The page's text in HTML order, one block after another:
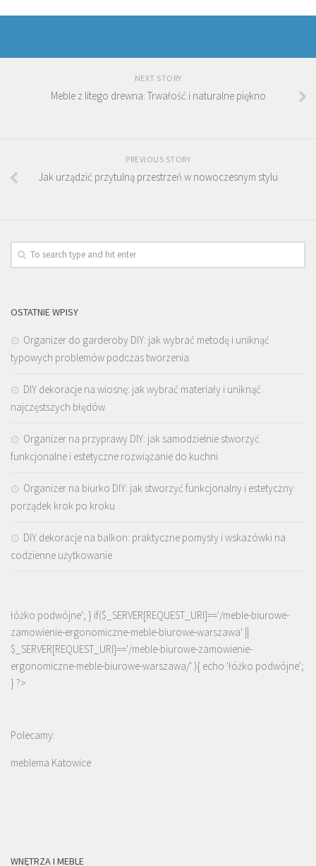
NEXT STORY
Meble z litego drewna: Trwałość i naturalne piękno
PREVIOUS STORY
Jak urządzić przytulną przestrzeń w nowoczesnym stylu
OSTATNIE WPISY
Organizer do garderoby DIY: jak wybrać metodę i uniknąć
typowych problemów podczas tworzenia
DIY dekoracje na wiosnę: jak wybrać materiały i uniknąć
najczęstszych błędów
Organizer na przyprawy DIY: jak samodzielnie stworzyć
funkcjonalne i estetyczne rozwiązanie do kuchni
Organizer na biurko DIY: jak stworzyć funkcjonalny i estetyczny
porządek krok po kroku
DIY dekoracje na balkon: praktyczne pomysły i wskazówki na
codzienne użytkowanie
łóżko podwójne'; } if($_SERVER[REQUEST_URI]=='/meble-biurowe-
zamowienie-ergonomiczne-meble-biurowe-warszawa' ||
$_SERVER[REQUEST_URI]=='/meble-biurowe-zamowienie-
ergonomiczne-meble-biurowe-warszawa/' ){ echo 'łóżko podwójne';
} ?>
Polecamy:
meblema Katowice
WNĘTRZA I MEBLE